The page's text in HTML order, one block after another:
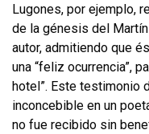
Lugones, por ejemplo,
de la génesis del
autor, admitiendo que
una “feliz ocurrencia”,
hotel”. Este testimonio
inconcebible en un
no fue recibido sin